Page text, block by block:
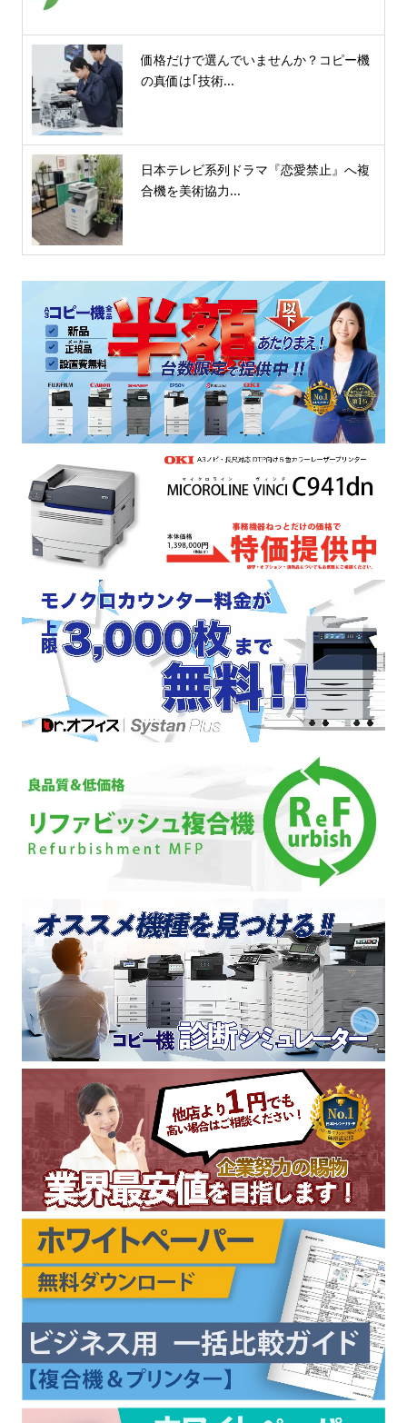
価格だけで選んでいませんか？コピー機
の真価は｢技術...
日本テレビ系列ドラマ『恋愛禁止』へ複
合機を美術協力...